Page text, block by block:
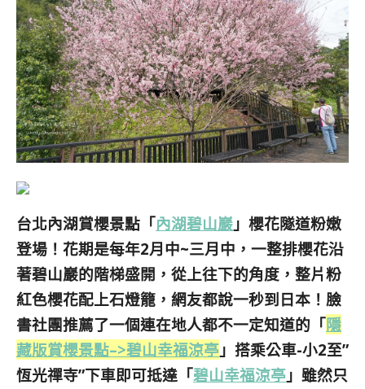
台北內湖賞櫻景點「內湖碧山巖 」櫻花隧道粉嫩
登場！花期是每年2月中~三月中，一整排櫻花沿
著碧山巖的階梯盛開，從上往下的角度，整片粉
紅色櫻花配上石燈籠，網友都說一秒到日本！臉
書社團推薦了一個連在地人都不一定知道的「隱
藏版賞櫻景點–>碧山幸福涼亭 」搭乘公車-小2至”
恆光禪寺”下車即可抵達「碧山幸福涼亭 」雖然只